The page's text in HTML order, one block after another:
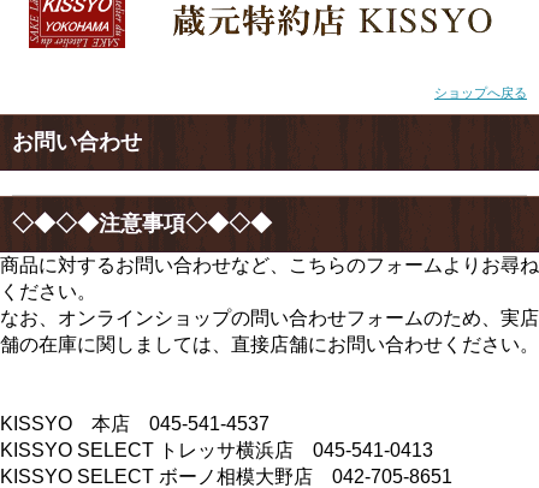
ショップへ戻る
お問い合わせ
◇◆◇◆注意事項◇◆◇◆
商品に対するお問い合わせなど、こちらのフォームよりお尋ね
ください。
なお、オンラインショップの問い合わせフォームのため、実店
舗の在庫に関しましては、直接店舗にお問い合わせください。
KISSYO 本店 045-541-4537
KISSYO SELECT トレッサ横浜店 045-541-0413
KISSYO SELECT ボーノ相模大野店 042-705-8651